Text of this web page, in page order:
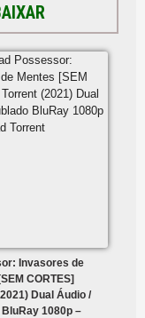
Invasores de
CORTES]
Dual Áudio /
1080p –